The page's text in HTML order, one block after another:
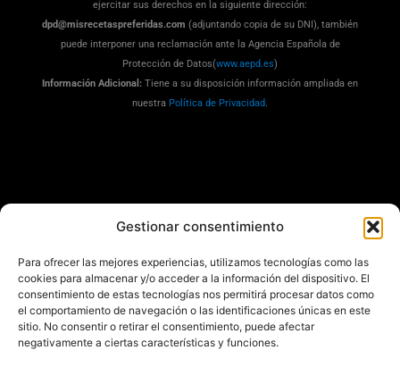
Gestionar consentimiento
Para ofrecer las mejores experiencias, utilizamos tecnologías como las
cookies para almacenar y/o acceder a la información del dispositivo. El
consentimiento de estas tecnologías nos permitirá procesar datos como
el comportamiento de navegación o las identificaciones únicas en este
sitio. No consentir o retirar el consentimiento, puede afectar
negativamente a ciertas características y funciones.
ejercitar sus derechos en la siguiente dirección:
dpd@misrecetaspreferidas.com (adjuntando copia de su DNI), también
puede interponer una reclamación ante la Agencia Española de
Protección de Datos(www.aepd.es)
Información Adicional: Tiene a su disposición información ampliada en
nuestra Política de Privacidad.
Todos los derechos reservados © 2025